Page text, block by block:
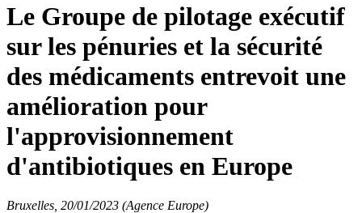
Le Groupe de pilotage exécutif
sur les pénuries et la sécurité
des médicaments entrevoit une
amélioration pour
l'approvisionnement
d'antibiotiques en Europe
Bruxelles, 20/01/2023 (Agence Europe)